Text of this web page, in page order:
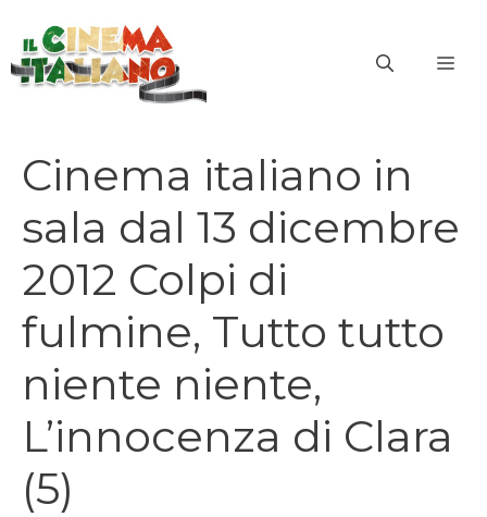
contenuto
Cinema italiano in
sala dal 13 dicembre
2012 Colpi di
fulmine, Tutto tutto
niente niente,
L’innocenza di Clara
(5)